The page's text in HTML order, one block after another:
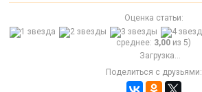
Оценка статьи:
среднее: 3,00 из 5)
Загрузка...
Поделиться с друзьями: